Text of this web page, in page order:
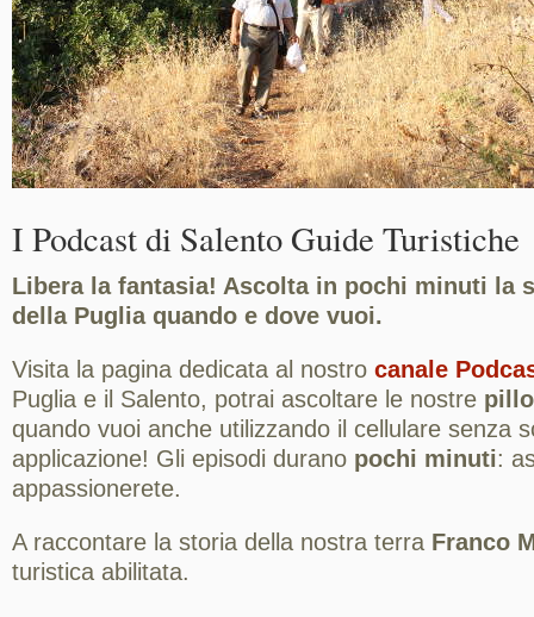
I Podcast di Salento Guide Turistiche
Libera la fantasia! Ascolta in pochi minuti la
della Puglia quando e dove vuoi.
Visita la pagina dedicata al nostro canale
Puglia e il Salento, potrai ascoltare le nostre
quando vuoi anche utilizzando il cellulare senza
applicazione! Gli episodi durano pochi minuti:
appassionerete.
A raccontare la storia della nostra terra Franco
turistica abilitata.